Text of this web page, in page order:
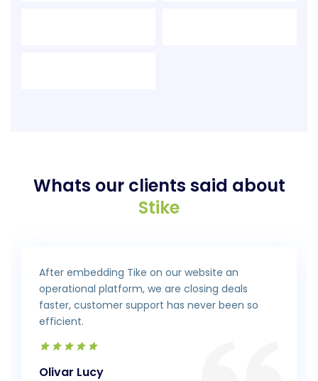
Whats our clients said about
Stike
After embedding Tike on our website an
operational platform, we are closing deals
faster, customer support has never been so
efficient.
Olivar Lucy